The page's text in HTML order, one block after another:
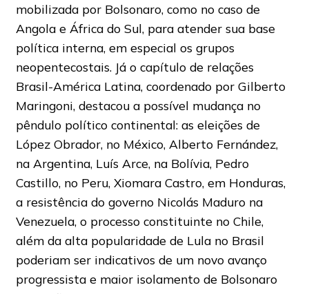
mobilizada por Bolsonaro, como no caso de
Angola e África do Sul, para atender sua base
política interna, em especial os grupos
neopentecostais. Já o capítulo de relações
Brasil-América Latina, coordenado por Gilberto
Maringoni, destacou a possível mudança no
pêndulo político continental: as eleições de
López Obrador, no México, Alberto Fernández,
na Argentina, Luís Arce, na Bolívia, Pedro
Castillo, no Peru, Xiomara Castro, em Honduras,
a resistência do governo Nicolás Maduro na
Venezuela, o processo constituinte no Chile,
além da alta popularidade de Lula no Brasil
poderiam ser indicativos de um novo avanço
progressista e maior isolamento de Bolsonaro